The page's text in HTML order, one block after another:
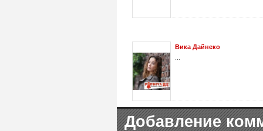
Вика Дайнеко
Добавление